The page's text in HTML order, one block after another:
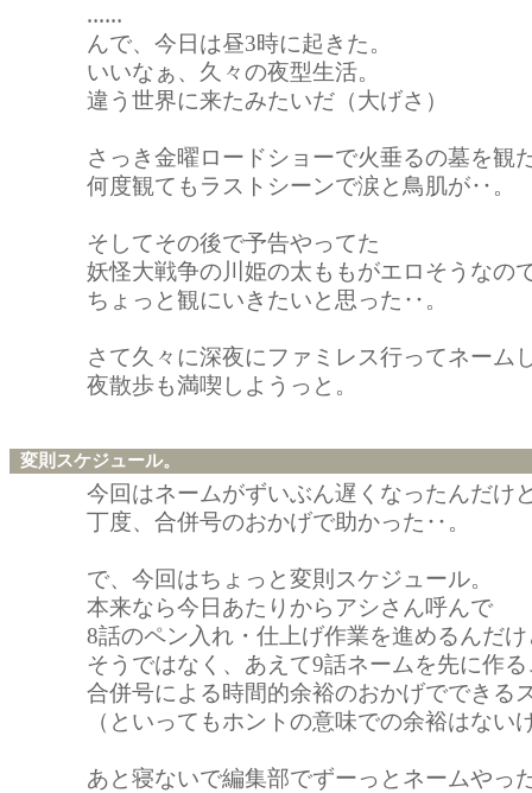
‥‥‥
んで、今日は昼3時に起きた。
いいなぁ、久々の夜型生活。
違う世界に来たみたいだ（大げさ）
さっき金曜ロードショーで火垂るの墓を観
何度観てもラストシーンで涙と鳥肌が‥。
そしてその後で予告やってた
妖怪大戦争の川姫の太ももがエロそうなの
ちょっと観にいきたいと思った‥。
さて久々に深夜にファミレス行ってネーム
夜散歩も満喫しようっと。
変則スケジュール。
今回はネームがずいぶん遅くなったんだけ
丁度、合併号のおかげで助かった‥。
で、今回はちょっと変則スケジュール。
本来なら今日あたりからアシさん呼んで
8話のペン入れ・仕上げ作業を進めるんだけ
そうではなく、あえて9話ネームを先に作
合併号による時間的余裕のおかげでできる
（といってもホントの意味での余裕はない
あと寝ないで編集部でずーっとネームやっ